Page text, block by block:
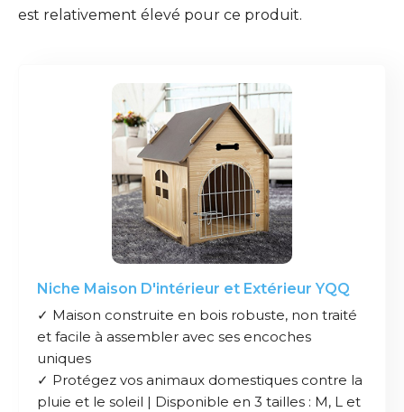
est relativement élevé pour ce produit.
Niche Maison D'intérieur et Extérieur YQQ
✓ Maison construite en bois robuste, non traité
et facile à assembler avec ses encoches
uniques
✓ Protégez vos animaux domestiques contre la
pluie et le soleil | Disponible en 3 tailles : M, L et